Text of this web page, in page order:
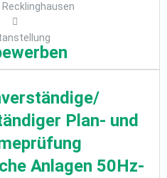
Recklinghausen
Plan- und
Anlagen 50Hz-